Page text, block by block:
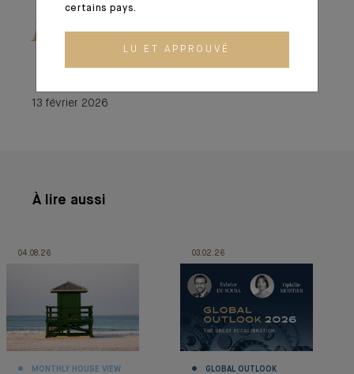
Lire le Global Outlook
13 février 2026
À lire aussi
04.08.26
MONTHLY HOUSE VIEW
03.02.26
GLOBAL OUTLOOK
certains pays.
LU ET APPROUVÉ